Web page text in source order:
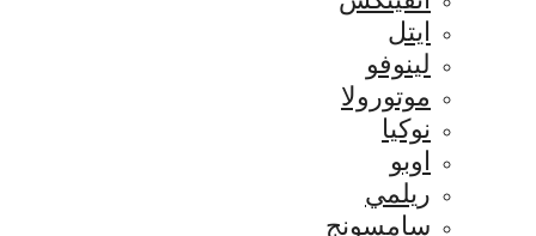
ايتل
لينوفو
موتورولا
نوكيا
اوبو
ريلمي
سامسونج